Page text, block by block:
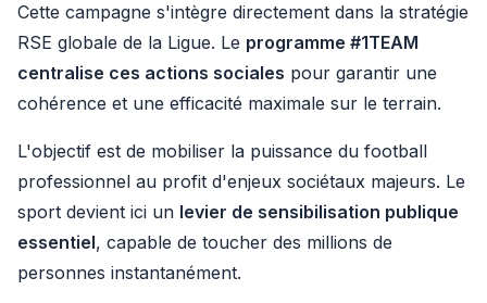
Cette campagne s'intègre directement dans la stratégie
RSE globale de la Ligue. Le programme #1TEAM
centralise ces actions sociales pour garantir une
cohérence et une efficacité maximale sur le terrain.
L'objectif est de mobiliser la puissance du football
professionnel au profit d'enjeux sociétaux majeurs. Le
sport devient ici un levier de sensibilisation publique
essentiel, capable de toucher des millions de
personnes instantanément.